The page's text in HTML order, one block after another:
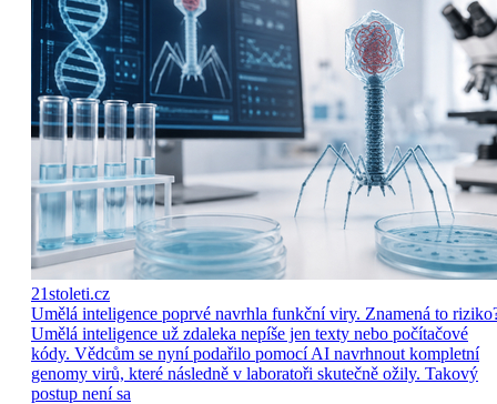
21stoleti.cz
Umělá inteligence poprvé navrhla funkční viry. Znamená to
Umělá inteligence už zdaleka nepíše jen texty nebo počítačové
kódy. Vědcům se nyní podařilo pomocí AI navrhnout kompletní
genomy virů, které následně v laboratoři skutečně ožily. Takový
postup není sa